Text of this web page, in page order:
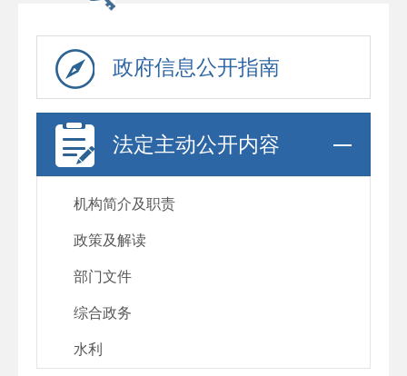
政府信息公开指南
法定主动公开内容
机构简介及职责
政策及解读
部门文件
综合政务
水利